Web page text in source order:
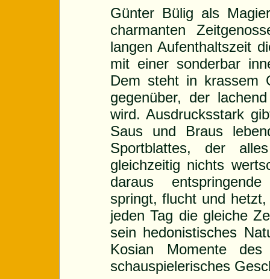
Günter Bülig als
charmanten
langen Aufenthaltszeit
mit einer sonderbar
Dem steht in krassem
gegenüber, der
wird. Ausdrucksstark
Saus und Braus
Sportblattes, der
gleichzeitig nichts
daraus
springt, flucht und
jeden Tag die gleiche
sein hedonistisches
Kosian Momente
schauspielerisches